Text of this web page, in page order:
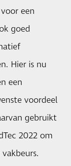
een
goed
Hier is nu
een
voordeel
gebruikt
2022 om